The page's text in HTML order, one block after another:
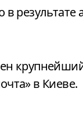
в Киеве.